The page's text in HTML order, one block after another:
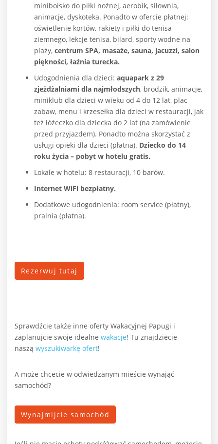
miniboisko do piłki nożnej, aerobik, siłownia,
animacje, dyskoteka. Ponadto w ofercie płatnej:
oświetlenie kortów, rakiety i piłki do tenisa
ziemnego, lekcje tenisa, bilard, sporty wodne na
plaży, centrum SPA, masaże, sauna, jacuzzi, salon
piękności, łaźnia turecka.
Udogodnienia dla dzieci: aquapark z 29
zjeżdżalniami dla najmłodszych, brodzik, animacje,
miniklub dla dzieci w wieku od 4 do 12 lat, plac
zabaw, menu i krzesełka dla dzieci w restauracji, jak
też łóżeczko dla dziecka do 2 lat (na zamówienie
przed przyjazdem). Ponadto można skorzystać z
usługi opieki dla dzieci (płatna). Dziecko do 14
roku życia – pobyt w hotelu gratis.
Lokale w hotelu: 8 restauracji, 10 barów.
Internet WiFi bezpłatny.
Dodatkowe udogodnienia: room service (płatny),
pralnia (płatna).
Rezerwuj tutaj
Sprawdźcie także inne oferty Wakacyjnej Papugi i
zaplanujcie swoje idealne wakacje! Tu znajdziecie
naszą wyszukiwarkę ofert!
A może chcecie w odwiedzanym mieście wynająć
samochód?
Wynajmijcie samochód